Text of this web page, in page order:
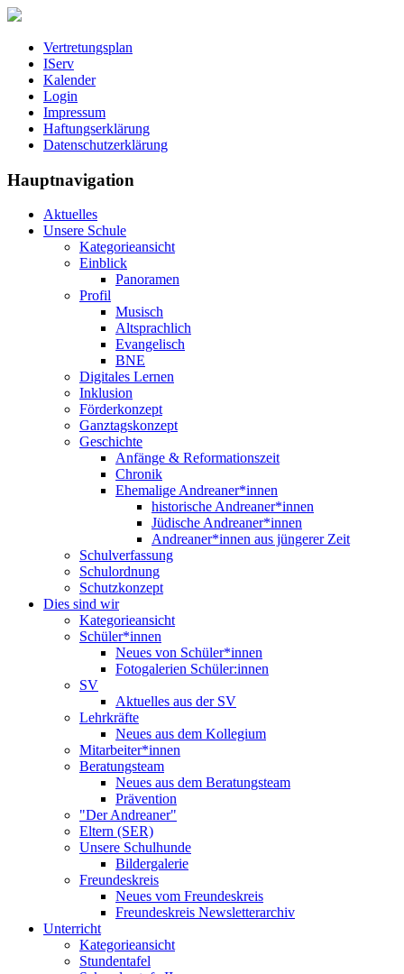
Vertretungsplan
IServ
Kalender
Login
Impressum
Haftungserklärung
Datenschutzerklärung
Hauptnavigation
Aktuelles
Unsere Schule
Kategorieansicht
Einblick
Panoramen
Profil
Musisch
Altsprachlich
Evangelisch
BNE
Digitales Lernen
Inklusion
Förderkonzept
Ganztagskonzept
Geschichte
Anfänge & Reformationszeit
Chronik
Ehemalige Andreaner*innen
historische Andreaner*innen
Jüdische Andreaner*innen
Andreaner*innen aus jüngerer Zeit
Schulverfassung
Schulordnung
Schutzkonzept
Dies sind wir
Kategorieansicht
Schüler*innen
Neues von Schüler*innen
Fotogalerien Schüler:innen
SV
Aktuelles aus der SV
Lehrkräfte
Neues aus dem Kollegium
Mitarbeiter*innen
Beratungsteam
Neues aus dem Beratungsteam
Prävention
"Der Andreaner"
Eltern (SER)
Unsere Schulhunde
Bildergalerie
Freundeskreis
Neues vom Freundeskreis
Freundeskreis Newsletterarchiv
Unterricht
Kategorieansicht
Stundentafel